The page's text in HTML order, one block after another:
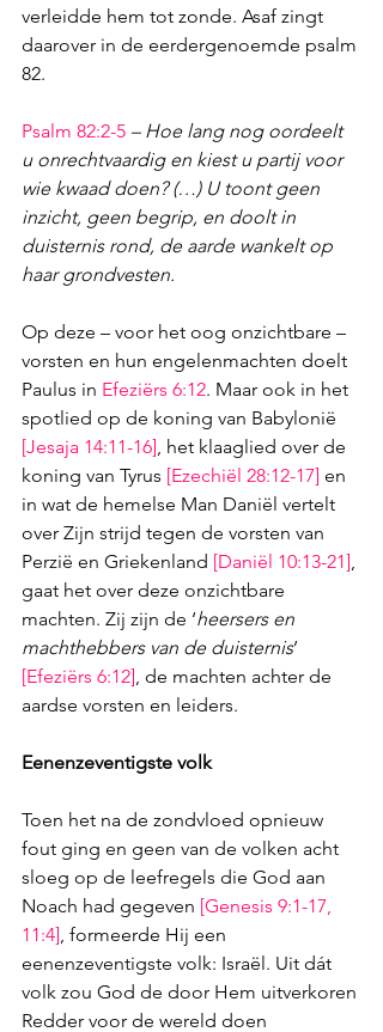
verleidde hem tot zonde. Asaf zingt
daarover in de eerdergenoemde psalm
82.
Psalm 82:2-5 – Hoe lang nog oordeelt
u onrechtvaardig en kiest u partij voor
wie kwaad doen? (…) U toont geen
inzicht, geen begrip, en doolt in
duisternis rond, de aarde wankelt op
haar grondvesten.
Op deze – voor het oog onzichtbare –
vorsten en hun engelenmachten doelt
Paulus in Efeziërs 6:12. Maar ook in het
spotlied op de koning van Babylonië
[Jesaja 14:11-16] , het klaaglied over de
koning van Tyrus [Ezechiël 28:12-17] en
in wat de hemelse Man Daniël vertelt
over Zijn strijd tegen de vorsten van
Perzië en Griekenland [Daniël 10:13-21]
gaat het over deze onzichtbare
machten. Zij zijn de ‘heersers en
machthebbers van de duisternis’
[Efeziërs 6:12] , de machten achter de
aardse vorsten en leiders.
Eenenzeventigste volk
Toen het na de zondvloed opnieuw
fout ging en geen van de volken acht
sloeg op de leefregels die God aan
Noach had gegeven [Genesis 9:1-17
11:4] , formeerde Hij een
eenenzeventigste volk: Israël. Uit dát
volk zou God de door Hem uitverkoren
Redder voor de wereld doen